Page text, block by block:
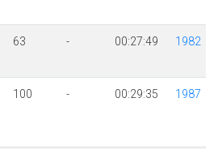
63 - 00:27:49 1982
100 - 00:29:35 1987